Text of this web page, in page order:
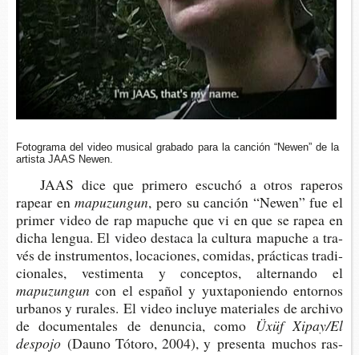
Foto­gra­ma del video musi­cal gra­ba­do para la can­ción “Newen” de la
artis­ta JAAS Newen.
JAAS dice que pri­me­ro escu­chó a otros rape­ros
rapear enmapuzungun, pero su can­ción “Newen” fue el
pri­mer video de rap mapu­che que vi en que se rapea en
dicha len­gua. El video des­ta­ca la cul­tu­ra mapu­che a tra­
vés de ins­tru­men­tos, loca­cio­nes, comi­das, prác­ti­cas tra­di­
cio­na­les, ves­ti­men­ta y con­cep­tos, alter­nan­do el
mapuzungun con el espa­ñol y yux­ta­po­nien­do entor­nos
urba­nos y rura­les. El video inclu­ye mate­ria­les de archi­vo
de docu­men­ta­les de denun­cia, como Üxüf Xipay/El
despojo (Dauno Tóto­ro, 2004), y pre­sen­ta muchos ras­